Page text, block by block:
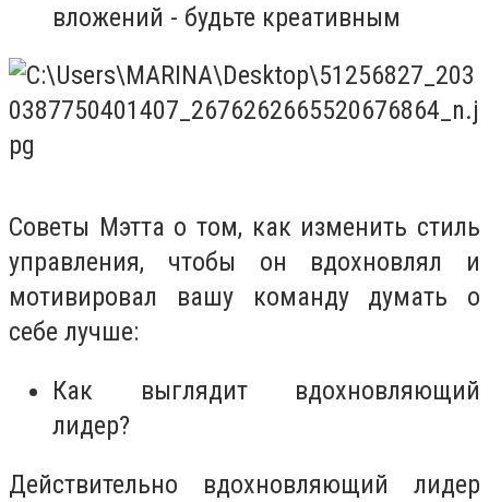
вложений - будьте креативным
Советы Мэтта о том, как изменить стиль
управления, чтобы он вдохновлял и
мотивировал вашу команду думать о
себе лучше:
Как выглядит вдохновляющий
лидер?
Действительно вдохновляющий лидер